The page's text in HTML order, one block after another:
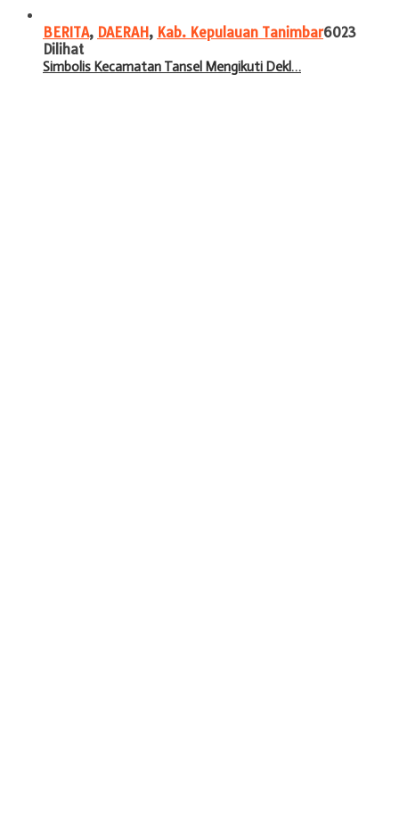
BERITA, DAERAH, Kab. Kepulauan Tanimbar6023
Dilihat
Simbolis Kecamatan Tansel Mengikuti Dekl…